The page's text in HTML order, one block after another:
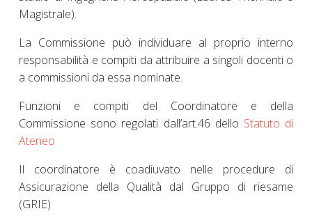
Magistrale).
La Commissione può individuare al proprio interno
responsabilità e compiti da attribuire a singoli docenti o
a commissioni da essa nominate.
Funzioni e compiti del Coordinatore e della
Commissione sono regolati dall’art.46 dello Statuto di
Ateneo
Il coordinatore è coadiuvato nelle procedure di
Assicurazione della Qualità dal Gruppo di riesame
(GRIE)